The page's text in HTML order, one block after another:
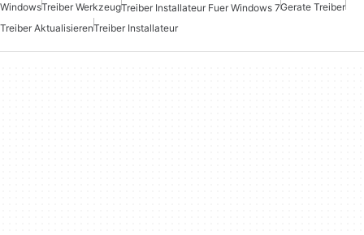
WindowsTreiber WerkzeugTreiber Installateur Fuer Windows 7Gerate Treiber
Treiber AktualisierenTreiber Installateur